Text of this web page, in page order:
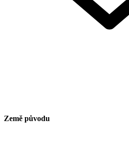
Země původu